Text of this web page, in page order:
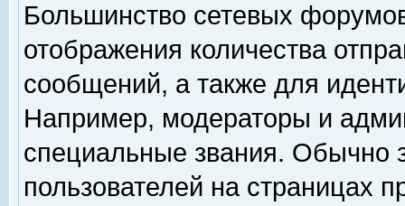
Большинство сетевых
отображения количества
сообщений, а также для
Например, модераторы и
специальные звания. Обычно
пользователей на страницах